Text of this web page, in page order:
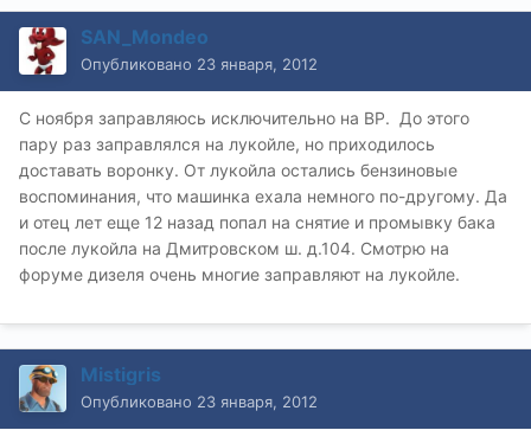
SAN_Mondeo
Опубликовано 23 января, 2012
С ноября заправляюсь исключительно на ВР. До этого
пару раз заправлялся на лукойле, но приходилось
доставать воронку. От лукойла остались бензиновые
воспоминания, что машинка ехала немного по-другому. Да
и отец лет еще 12 назад попал на снятие и промывку бака
после лукойла на Дмитровском ш. д.104. Смотрю на
форуме дизеля очень многие заправляют на лукойле.
Mistigris
Опубликовано 23 января, 2012